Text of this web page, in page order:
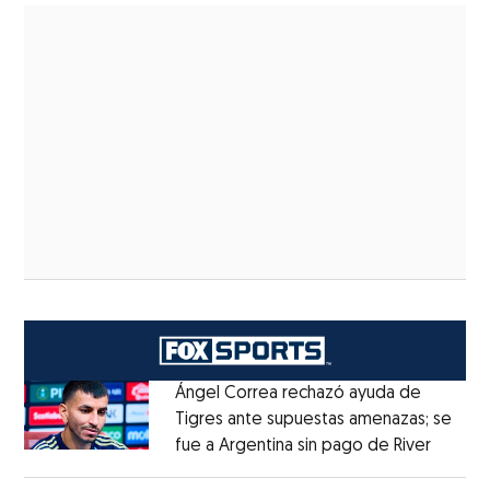
Ángel Correa rechazó ayuda de
Tigres ante supuestas amenazas; se
fue a Argentina sin pago de RiverOpens